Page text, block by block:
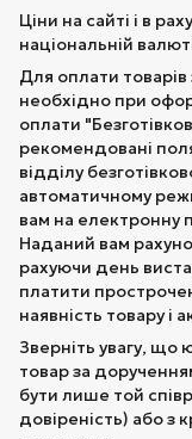
Ціни на сайті і в
національній
Для оплати товарів
необхідно при
оплати
рекомендовані
відділу
автоматичному
вам на електронну
Наданий вам
рахуючи день
платити
наявність товару і
Зверніть увагу,
товар за
бути лише той
довіреність) або з